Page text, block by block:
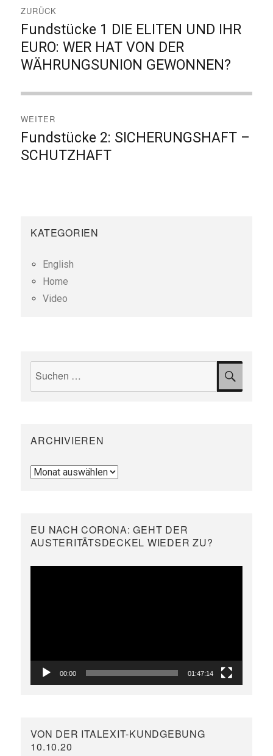
ZURÜCK
Vorheriger
Beitrag:
Fundstücke 1 DIE ELITEN UND IHR
EURO: WER HAT VON DER
WÄHRUNGSUNION GEWONNEN?
WEITER
Nächster
Beitrag:
Fundstücke 2: SICHERUNGSHAFT –
SCHUTZHAFT
KATEGORIEN
English
Home
Video
ARCHIVIEREN
Archivieren
EU NACH CORONA: GEHT DER
AUSTERITÄTSDECKEL WIEDER ZU?
00:00 01:47:14
VON DER ITALEXIT-KUNDGEBUNG
10.10.20